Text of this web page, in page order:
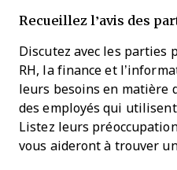
Recueillez l’avis des
Discutez avec les parties
RH, la finance et
leurs besoins en matière
des employés qui
Listez leurs
vous aideront à trouver